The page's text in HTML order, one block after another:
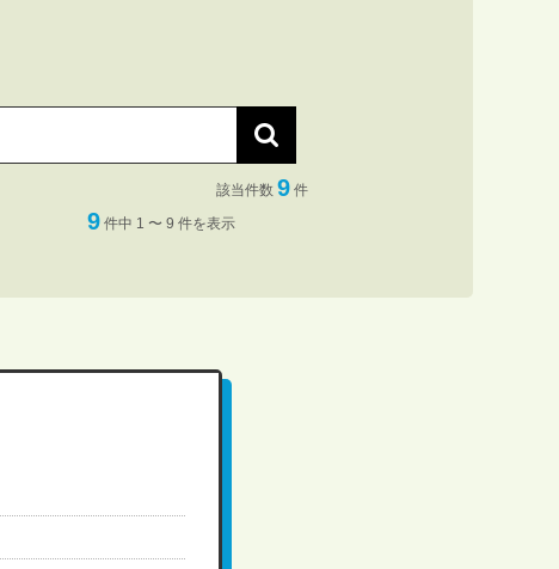
該当件数 9 件
9 件中 1 〜 9 件を表示